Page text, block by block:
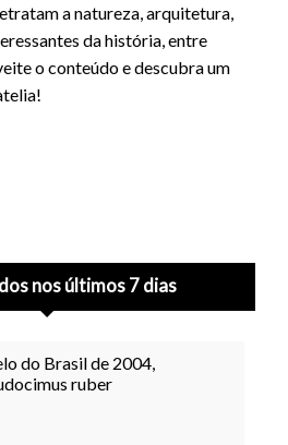
a natureza, arquitetura,
da história, entre
o conteúdo e descubra um
nos últimos 7 dias
do Brasil de 2004,
ruber